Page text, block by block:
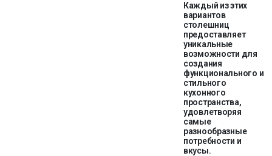
Каждый из этих
вариантов
столешниц
предоставляет
уникальные
возможности для
создания
функционального и
стильного
кухонного
пространства,
удовлетворяя
самые
разнообразные
потребности и
вкусы.